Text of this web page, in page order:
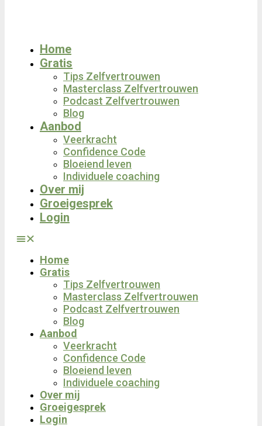
Home
Gratis
Tips Zelfvertrouwen
Masterclass Zelfvertrouwen
Podcast Zelfvertrouwen
Blog
Aanbod
Veerkracht
Confidence Code
Bloeiend leven
Individuele coaching
Over mij
Groeigesprek
Login
Home
Gratis
Tips Zelfvertrouwen
Masterclass Zelfvertrouwen
Podcast Zelfvertrouwen
Blog
Aanbod
Veerkracht
Confidence Code
Bloeiend leven
Individuele coaching
Over mij
Groeigesprek
Login